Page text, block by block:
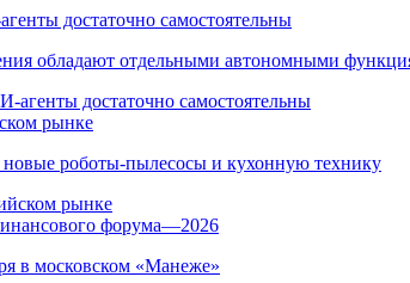
достаточно самостоятельны
обладают отдельными автономными
рынке
роботы-пылесосы и кухонную технику
форума—2026
в московском «Манеже»